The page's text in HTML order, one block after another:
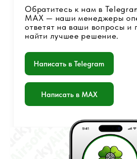
© 2017 - 2026 Страйкбольный интернет-магазин